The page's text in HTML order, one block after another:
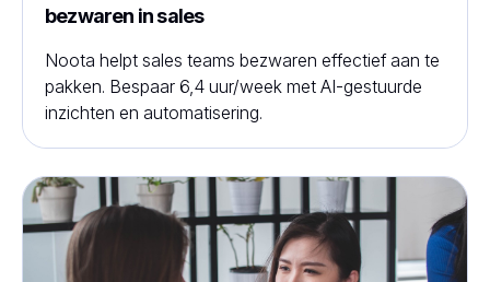
bezwaren in sales
Noota helpt sales teams bezwaren effectief aan te
pakken. Bespaar 6,4 uur/week met AI-gestuurde
inzichten en automatisering.